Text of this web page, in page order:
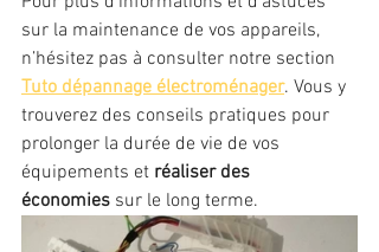
sur la maintenance de vos appareils,
n’hésitez pas à consulter notre section
Tuto dépannage électroménager. Vous y
trouverez des conseils pratiques pour
prolonger la durée de vie de vos
équipements et réaliser des
économies sur le long terme.